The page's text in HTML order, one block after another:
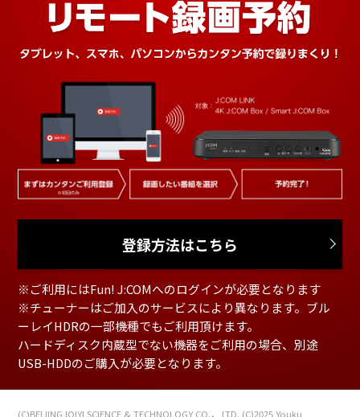
登録方法はこちら
※ご利用にはFun! J:COMへのログインが必要となります
※チューナーはご加入のサービスにより異なります。ブル
ーレイHDRの一部機種でもご利用頂けます。
ハードディスク内蔵型でない機器をご利用の場合、別途
USB-HDDのご購入が必要となります。
(C)BEIJING IQIYI SCIENCE & TECHNOLOGY CO.， LTD. (C)2025 Youku